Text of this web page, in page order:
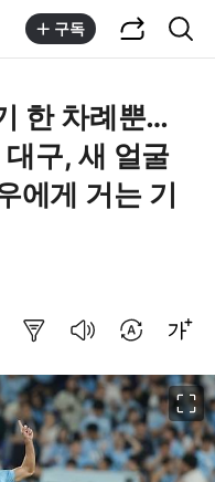
구독
한 차례뿐…
구, 새 얼굴
에게 거는 기